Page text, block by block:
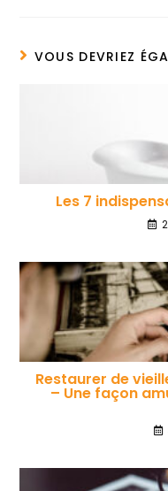
VOUS DEVRIEZ
Les 7
Restaurer de
– Une façon